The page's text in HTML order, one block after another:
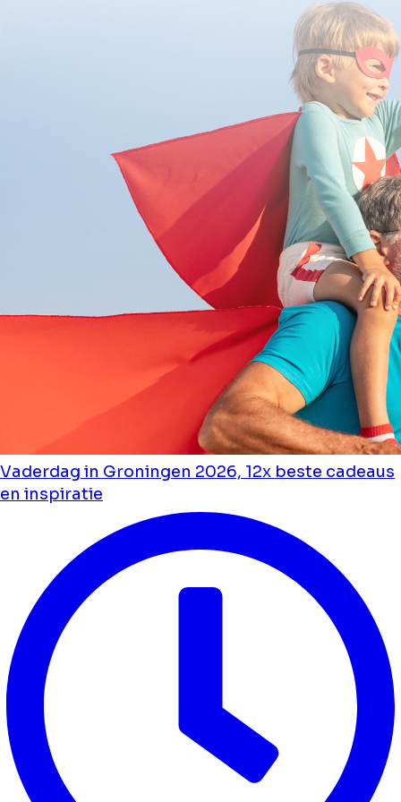
Vaderdag in Groningen 2026, 12x beste cadeaus
en inspiratie